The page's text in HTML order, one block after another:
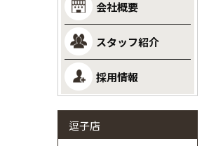
会社概要
スタッフ紹介
採用情報
逗子店